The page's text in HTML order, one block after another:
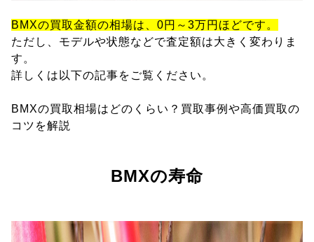
BMXの買取金額の相場は、0円～3万円ほどです。
ただし、モデルや状態などで査定額は大きく変わりま
す。
詳しくは以下の記事をご覧ください。
BMXの買取相場はどのくらい？買取事例や高価買取の
コツを解説
BMXの寿命